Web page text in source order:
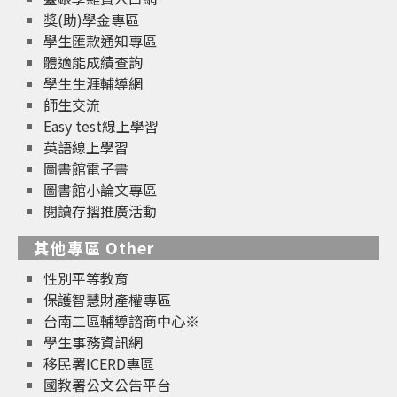
獎(助)學金專區
學生匯款通知專區
體適能成績查詢
學生生涯輔導網
師生交流
Easy test線上學習
英語線上學習
圖書館電子書
圖書館小論文專區
閱讀存摺推廣活動
其他專區 Other
性別平等教育
保護智慧財產權專區
台南二區輔導諮商中心※
學生事務資訊網
移民署ICERD專區
國教署公文公告平台